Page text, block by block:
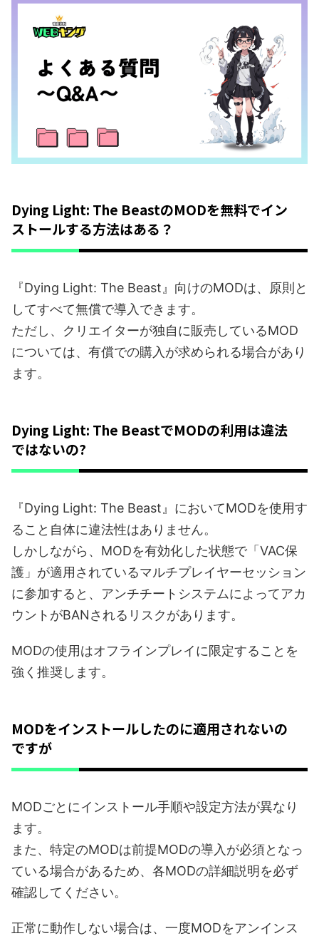
Dying Light: The BeastのMODを無料でイン
ストールする方法はある？
『Dying Light: The Beast』向けのMODは、原則と
してすべて無償で導入できます。
ただし、クリエイターが独自に販売しているMOD
については、有償での購入が求められる場合があり
ます。
Dying Light: The BeastでMODの利用は違法
ではないの?
『Dying Light: The Beast』においてMODを使用す
ること自体に違法性はありません。
しかしながら、MODを有効化した状態で「VAC保
護」が適用されているマルチプレイヤーセッション
に参加すると、アンチチートシステムによってアカ
ウントがBANされるリスクがあります。
MODの使用はオフラインプレイに限定することを
強く推奨します。
MODをインストールしたのに適用されないの
ですが
MODごとにインストール手順や設定方法が異なり
ます。
また、特定のMODは前提MODの導入が必須となっ
ている場合があるため、各MODの詳細説明を必ず
確認してください。
正常に動作しない場合は、一度MODをアンインス